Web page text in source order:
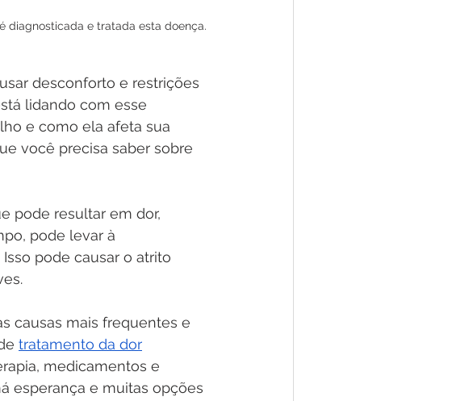
diagnosticada e tratada esta doença.
desconforto e restrições
lidando com esse
e como ela afeta sua
você precisa saber sobre
pode resultar em dor,
pode levar à
pode causar o atrito
causas mais frequentes e
tratamento da dor
medicamentos e
esperança e muitas opções